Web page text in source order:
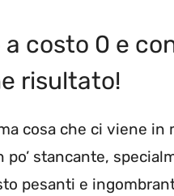
costo 0 e
risultato!
cosa che ci viene in
po’ stancante,
pesanti e